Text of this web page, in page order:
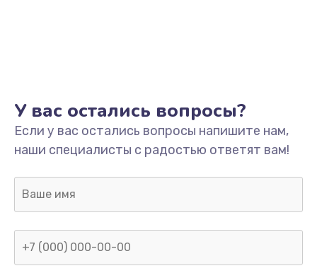
У вас остались вопросы?
Если у вас остались вопросы напишите нам,
наши специалисты с радостью ответят вам!